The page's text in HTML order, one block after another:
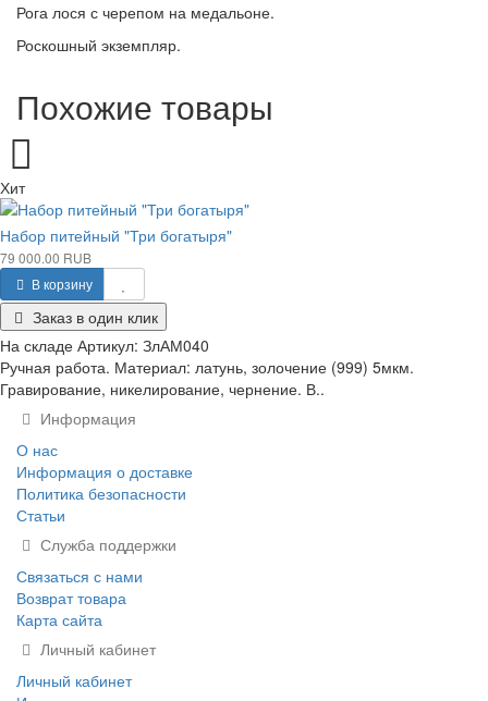
Рога лося с черепом на медальоне.
Роскошный экземпляр.
Похожие товары
Хит
Набор питейный "Три богатыря"
79 000.00 RUB
В корзину
Заказ в один клик
На складе Артикул: ЗлАМ040
Ручная работа. Материал: латунь, золочение (999) 5мкм.
Гравирование, никелирование, чернение. В..
Информация
О нас
Информация о доставке
Политика безопасности
Статьи
Служба поддержки
Связаться с нами
Возврат товара
Карта сайта
Личный кабинет
Личный кабинет